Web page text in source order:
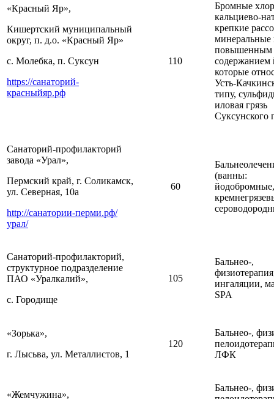
«Красный Яр»,
Кишертский муниципальный
округ, п. д.о. «Красный Яр»
с. Молебка, п. Суксун
https://санаторий-
красныйяр.рф
110
Бромные
кальциево-
крепкие
минеральные
повышенным
содержанием
которые
Усть-
типу,
иловая грязь
Суксунского
Санаторий-профилакторий
завода «Урал»,
Пермский край, г. Соликамск,
ул. Северная, 10а
http://санатории-перми.рф/
урал/
60
(ванны:
йодобромные,
Санаторий-профилакторий,
структурное подразделение
ПАО «Уралкалий»,
с. Городище
105
Бальнео-,
ингаляции,
SPA
«Зорька»,
г. Лысьва, ул. Металлистов, 1
120
Бальнео-,
ЛФК
«Жемчужина»,
Бальнео-,